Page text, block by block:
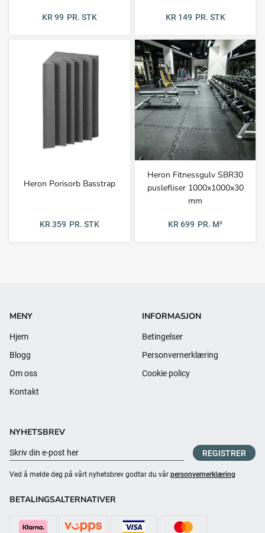
KR 99 PR. STK KR 149 PR. STK
Heron Porisorb Basstrap
KR 359 PR. STK
Heron Fitnessgulv SBR30
puslefliser 1000x1000x30
mm
KR 699 PR. M²
MENY
Hjem
Blogg
Om oss
Kontakt
INFORMASJON
Betingelser
Personvernerklæring
Cookie policy
NYHETSBREV
REGISTRER
Ved å melde deg på vårt nyhetsbrev godtar du vår personvernerklæring
BETALINGSALTERNATIVER